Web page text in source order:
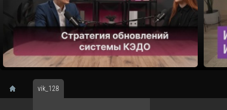
vik_128